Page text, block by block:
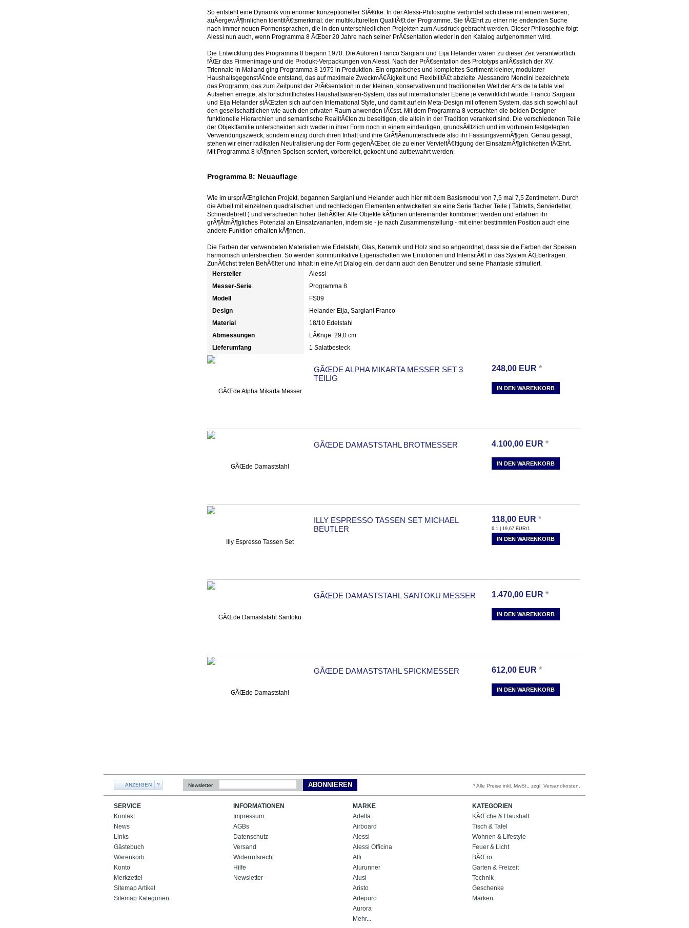
So entsteht eine Dynamik von enormer konzeptioneller StÃ€rke. In der Alessi-Philosophie verbindet sich diese mit einem weiteren,
auÃergewÃ¶hnlichen IdentitÃ€tsmerkmal: der multikulturellen QualitÃ€t der Programme. Sie fÃŒhrt zu einer nie endenden Suche
nach immer neuen Formensprachen, die in den unterschiedlichen Projekten zum Ausdruck gebracht werden. Dieser Philosophie folgt
Alessi nun auch, wenn Programma 8 ÃŒber 20 Jahre nach seiner PrÃ€sentation wieder in den Katalog aufgenommen wird.
Die Entwicklung des Programma 8 begann 1970. Die Autoren Franco Sargiani und Eija Helander waren zu dieser Zeit verantwortlich
fÃŒr das Firmenimage und die Produkt-Verpackungen von Alessi. Nach der PrÃ€sentation des Prototyps anlÃ€sslich der XV.
Triennale in Mailand ging Programma 8 1975 in Produktion. Ein organisches und komplettes Sortiment kleiner, modularer
HaushaltsgegenstÃ€nde entstand, das auf maximale ZweckmÃ€Ãigkeit und FlexibilitÃ€t abzielte. Alessandro Mendini bezeichnete
das Programm, das zum Zeitpunkt der PrÃ€sentation in der kleinen, konservativen und traditionellen Welt der Arts de la table viel
Aufsehen erregte, als fortschrittlichstes Haushaltswaren-System, das auf internationaler Ebene je verwirklicht wurde. Franco Sargiani
und Eija Helander stÃŒtzten sich auf den International Style, und damit auf ein Meta-Design mit offenem System, das sich sowohl auf
den gesellschaftlichen wie auch den privaten Raum anwenden lÃ€sst. Mit dem Programma 8 versuchten die beiden Designer
funktionelle Hierarchien und semantische RealitÃ€ten zu beseitigen, die allein in der Tradition verankert sind. Die verschiedenen Teile
der Objektfamilie unterscheiden sich weder in ihrer Form noch in einem eindeutigen, grundsÃ€tzlich und im vorhinein festgelegten
Verwendungszweck, sondern einzig durch ihren Inhalt und ihre GrÃ¶Ãenunterschiede also ihr FassungsvermÃ¶gen. Genau gesagt,
stehen wir einer radikalen Neutralisierung der Form gegenÃŒber, die zu einer VervielfÃ€ltigung der EinsatzmÃ¶glichkeiten fÃŒhrt.
Mit Programma 8 kÃ¶nnen Speisen serviert, vorbereitet, gekocht und aufbewahrt werden.
Programma 8: Neuauflage
Wie im ursprÃŒnglichen Projekt, begannen Sargiani und Helander auch hier mit dem Basismodul von 7,5 mal 7,5 Zentimetern. Durch
die Arbeit mit einzelnen quadratischen und rechteckigen Elementen entwickelten sie eine Serie flacher Teile ( Tabletts, Servierteller,
Schneidebrett ) und verschieden hoher BehÃ€lter. Alle Objekte kÃ¶nnen untereinander kombiniert werden und erfahren ihr
grÃ¶ÃtmÃ¶gliches Potenzial an Einsatzvarianten, indem sie - je nach Zusammenstellung - mit einer bestimmten Position auch eine
andere Funktion erhalten kÃ¶nnen.
Die Farben der verwendeten Materialien wie Edelstahl, Glas, Keramik und Holz sind so angeordnet, dass sie die Farben der Speisen
harmonisch unterstreichen. So werden kommunikative Eigenschaften wie Emotionen und IntensitÃ€t in das System ÃŒbertragen:
ZunÃ€chst treten BehÃ€lter und Inhalt in eine Art Dialog ein, der dann auch den Benutzer und seine Phantasie stimuliert.
Hersteller
Alessi
Messer-Serie
Programma 8
Modell
FS09
Design
Helander Eija, Sargiani Franco
Material
18/10 Edelstahl
Abmessungen
LÃ€nge: 29,0 cm
Lieferumfang
1 Salatbesteck
GÃŒDE ALPHA MIKARTA MESSER SET 3
TEILIG
248,00 EUR *
IN DEN WARENKORB
GÃŒDE DAMASTSTAHL BROTMESSER 4.100,00 EUR *
IN DEN WARENKORB
ILLY ESPRESSO TASSEN SET MICHAEL
BEUTLER
118,00 EUR *
6 1 | 19,67 EUR/1
IN DEN WARENKORB
GÃŒDE DAMASTSTAHL SANTOKU MESSER 1.470,00 EUR *
IN DEN WARENKORB
GÃŒDE DAMASTSTAHL SPICKMESSER 612,00 EUR *
IN DEN WARENKORB
ANZEIGEN ? Newsletter ABONNIEREN * Alle Preise inkl. MwSt., zzgl. Versandkosten.
SERVICE
Kontakt
News
Links
Gästebuch
Warenkorb
Konto
Merkzettel
Sitemap Artikel
Sitemap Kategorien
INFORMATIONEN
Impressum
AGBs
Datenschutz
Versand
Widerrufsrecht
Hilfe
Newsletter
MARKE
Adelta
Airboard
Alessi
Alessi Officina
Alfi
Alurunner
Alusi
Aristo
Artepuro
Aurora
Mehr...
KATEGORIEN
KÃŒche & Haushalt
Tisch & Tafel
Wohnen & Lifestyle
Feuer & Licht
BÃŒro
Garten & Freizeit
Technik
Geschenke
Marken